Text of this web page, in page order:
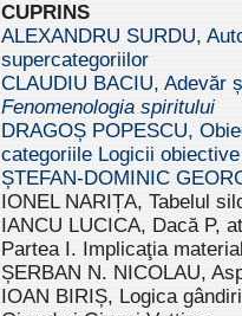
CUPRINS
ALEXANDRU SURDU,
supercategoriilor
CLAUDIU BACIU, Adevăr
Fenomenologia spiritului
DRAGOȘ POPESCU,
categoriile Logicii
ȘTEFAN-DOMINIC
IONEL NARIȚA, Tabelul
IANCU LUCICA, Dacă P,
Partea I. Implicaţia
ȘERBAN N. NICOLAU,
IOAN BIRIȘ, Logica